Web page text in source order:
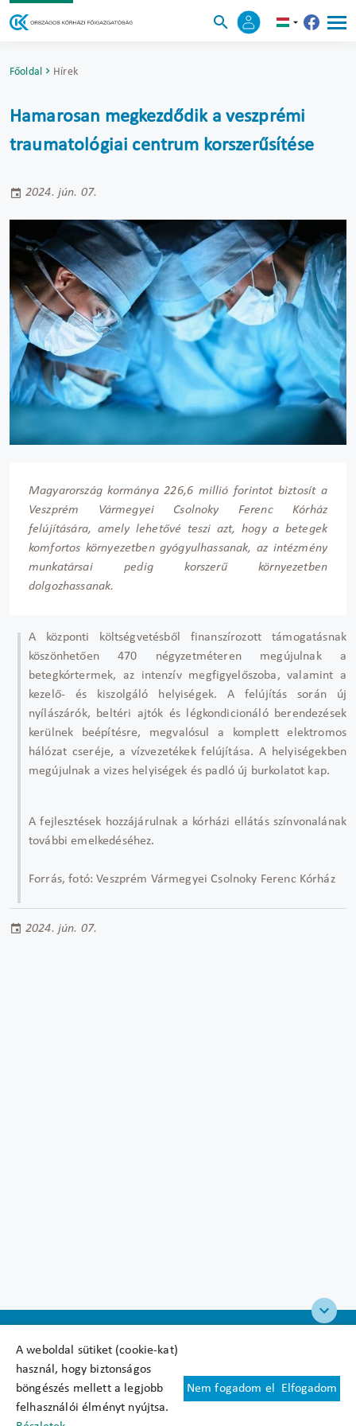
A weboldal sütiket (cookie-kat)
használ, hogy biztonságos
böngészés mellett a legjobb
felhasználói élményt nyújtsa.
Nem fogadom el Elfogadom
Főoldal Hírek
Hamarosan megkezdődik a veszprémi
traumatológiai centrum korszerűsítése
2024. jún. 07.
Magyarország kormánya 226,6 millió forintot biztosít a
Veszprém Vármegyei Csolnoky Ferenc Kórház
felújítására, amely lehetővé teszi azt, hogy a betegek
komfortos környezetben gyógyulhassanak, az intézmény
munkatársai pedig korszerű környezetben
dolgozhassanak.
A központi költségvetésből finanszírozott támogatásnak
köszönhetően 470 négyzetméteren megújulnak a
betegkórtermek, az intenzív megfigyelőszoba, valamint a
kezelő- és kiszolgáló helyiségek. A felújítás során új
nyílászárók, beltéri ajtók és légkondicionáló berendezések
kerülnek beépítésre, megvalósul a komplett elektromos
hálózat cseréje, a vízvezetékek felújítása. A helyiségekben
megújulnak a vizes helyiségek és padló új burkolatot kap.
A fejlesztések hozzájárulnak a kórházi ellátás színvonalának
további emelkedéséhez.
Forrás, fotó: Veszprém Vármegyei Csolnoky Ferenc Kórház
2024. jún. 07.
Felhasználási feltételek